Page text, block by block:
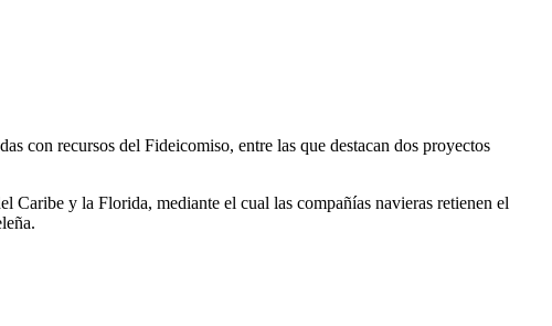
con recursos del Fideicomiso, entre las que destacan dos proyectos
Caribe y la Florida, mediante el cual las compañías navieras retienen el